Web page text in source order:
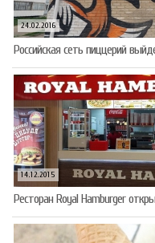
24.02.2016
Российская сеть пиццерий
14.12.2015
Ресторан Royal Hamburger